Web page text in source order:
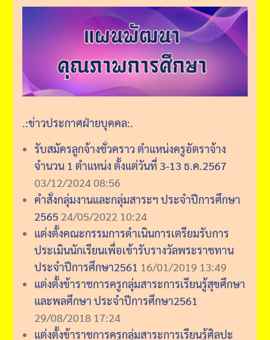
.:ข่าวประกาศฝ่ายบุคคล:.
รับสมัครลูกจ้างชั่วคราว ตำแหน่งครูอัตราจ้าง
จำนวน 1 ตำแหน่ง ตั้งแต่วันที่ 3-13 ธ.ค.2567
03/12/2024 08:56
คำสั่งกลุ่มงานและกลุ่มสาระฯ ประจำปีการศึกษา
2565 24/05/2022 10:24
แต่งตั้งคณะกรรมการดำเนินการเตรียมรับการ
ประเมินนักเรียนเพื่อเข้ารับรางวัลพระราชทาน
ประจำปีการศึกษา2561 16/01/2019 13:49
แต่งตั้งข้าราชการครูกลุ่มสาระการเรียนรู้สุขศึกษา
และพลศึกษา ประจำปีการศึกษา2561
29/08/2018 17:24
แต่งตั้งข้าราชการครูกลุ่มสาระการเรียนรู้ศิลปะ